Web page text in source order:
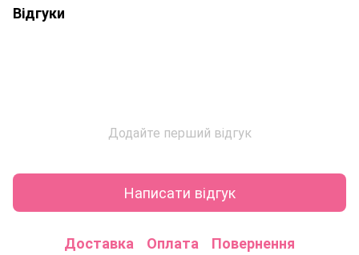
Відгуки
Додайте перший відгук
Написати відгук
Доставка Оплата Повернення